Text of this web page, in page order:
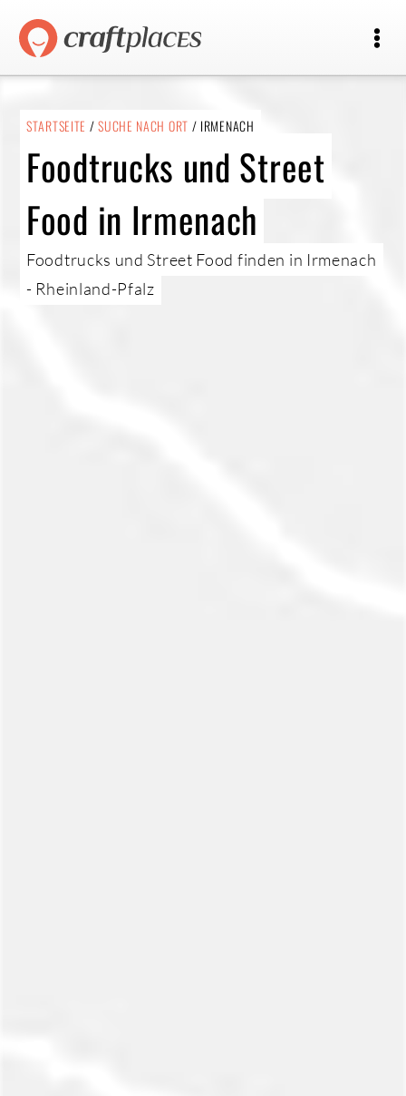
STARTSEITE /SUCHE NACH ORT / IRMENACH
Foodtrucks und Street
Food in Irmenach
Foodtrucks und Street Food finden in Irmenach
- Rheinland-Pfalz